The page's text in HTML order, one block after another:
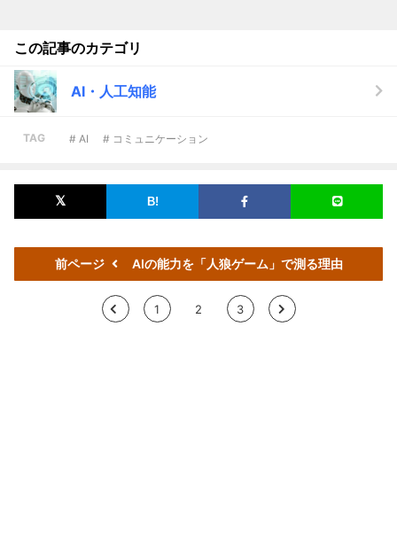
この記事のカテゴリ
AI・人工知能
TAG # AI # コミュニケーション
前ページ AIの能力を「人狼ゲーム」で測る理由
< 1 2 3 >